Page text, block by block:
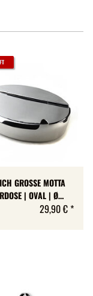
GROSSE MOTTA
| OVAL | Ø
29,90 € *